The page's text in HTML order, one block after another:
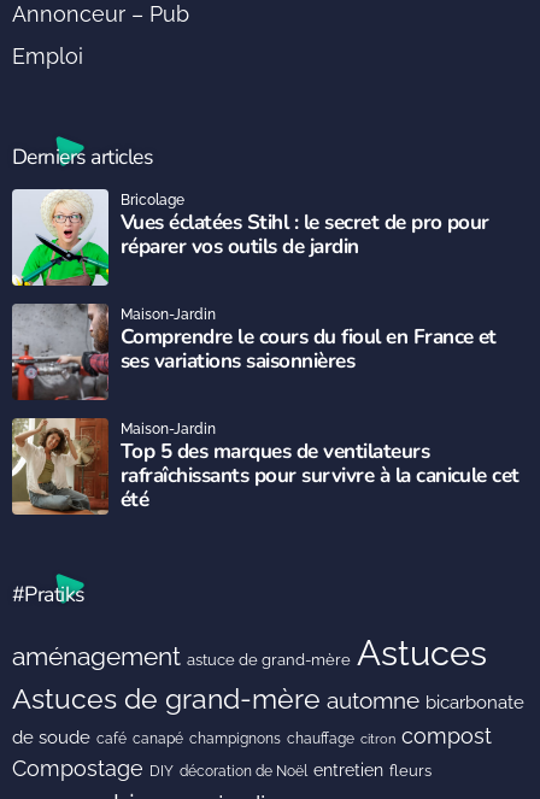
Annonceur – Pub
Emploi
Derniers articles
Vues éclatées Stihl : le secret de pro pour
réparer vos outils de jardin
Bricolage
Comprendre le cours du fioul en France et
ses variations saisonnières
Maison-Jardin
Top 5 des marques de ventilateurs
rafraîchissants pour survivre à la canicule cet
été
Maison-Jardin
#Pratiks
aménagement astuce de grand-mère Astuces
Astuces de grand-mère automne bicarbonate
de soude café canapé champignons chauffage citron compost
Compostage DIY décoration de Noël entretien fleurs